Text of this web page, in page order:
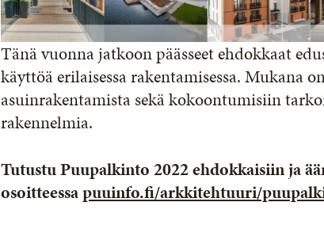
Tänä vuonna jatkoon päässeet ehdokkaat
käyttöä erilaisessa rakentamisessa. Mukana
asuinrakentamista sekä kokoontumisiin
rakennelmia.
Tutustu Puupalkinto 2022 ehdokkaisiin ja
osoitteessapuuinfo.fi/arkkitehtuuri/